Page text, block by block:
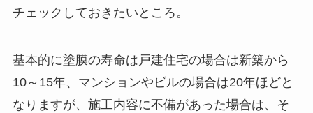
チェックしておきたいところ。
基本的に塗膜の寿命は戸建住宅の場合は新築から
10～15年、マンションやビルの場合は20年ほどと
なりますが、施工内容に不備があった場合は、そ